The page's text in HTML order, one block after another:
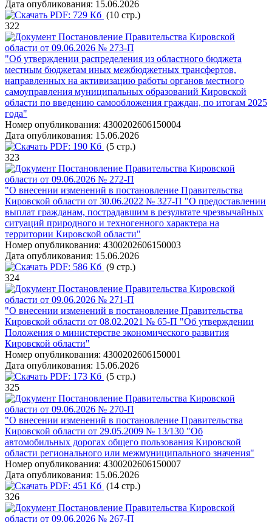
Дата опубликования: 15.06.2026
PDF: 729 Кб (10 стр.)
322
Постановление Правительства Кировской
области от 09.06.2026 № 273-П
"Об утверждении распределения из областного бюджета
местным бюджетам иных межбюджетных трансфертов,
направленных на активизацию работы органов местного
самоуправления муниципальных образований Кировской
области по введению самообложения граждан, по итогам 2025
года"
Номер опубликования: 4300202606150004
Дата опубликования: 15.06.2026
PDF: 190 Кб (5 стр.)
323
Постановление Правительства Кировской
области от 09.06.2026 № 272-П
"О внесении изменений в постановление Правительства
Кировской области от 30.06.2022 № 327-П "О предоставлении
выплат гражданам, пострадавшим в результате чрезвычайных
ситуаций природного и техногенного характера на
территории Кировской области"
Номер опубликования: 4300202606150003
Дата опубликования: 15.06.2026
PDF: 586 Кб (9 стр.)
324
Постановление Правительства Кировской
области от 09.06.2026 № 271-П
"О внесении изменений в постановление Правительства
Кировской области от 08.02.2021 № 65-П "Об утверждении
Положения о министерстве экономического развития
Кировской области"
Номер опубликования: 4300202606150001
Дата опубликования: 15.06.2026
PDF: 173 Кб (5 стр.)
325
Постановление Правительства Кировской
области от 09.06.2026 № 270-П
"О внесении изменений в постановление Правительства
Кировской области от 29.05.2009 № 13/130 "Об
автомобильных дорогах общего пользования Кировской
области регионального или межмуниципального значения"
Номер опубликования: 4300202606150007
Дата опубликования: 15.06.2026
PDF: 451 Кб (14 стр.)
326
Постановление Правительства Кировской
области от 09.06.2026 № 267-П